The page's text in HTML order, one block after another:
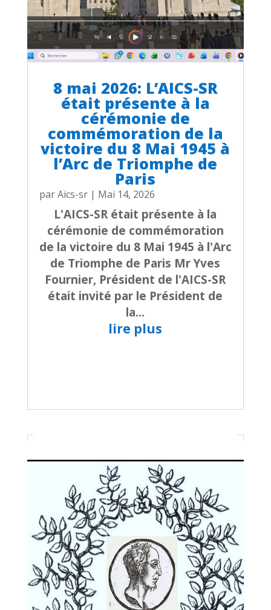
8 mai 2026: L’AICS-SR
était présente à la
cérémonie de
commémoration de la
victoire du 8 Mai 1945 à
l’Arc de Triomphe de
Paris
parAics-sr| Mai 14, 2026
L'AICS-SR était présente à la
cérémonie de commémoration
de la victoire du 8 Mai 1945 à l'Arc
de Triomphe de Paris Mr Yves
Fournier, Président de l'AICS-SR
était invité par le Président de
la...
lire plus